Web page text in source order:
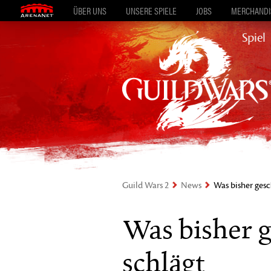
ÜBER UNS UNSERE SPIELE JOBS
Spiel
Guild Wars 2 News Was bisher
Was bisher
schlägt